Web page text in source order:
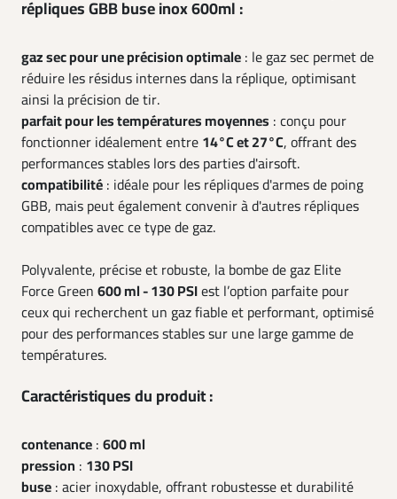
répliques GBB buse inox 600ml :
gaz sec pour une précision optimale : le gaz sec permet de
réduire les résidus internes dans la réplique, optimisant
ainsi la précision de tir.
parfait pour les températures moyennes : conçu pour
fonctionner idéalement entre 14°C et 27°C, offrant des
performances stables lors des parties d'airsoft.
compatibilité : idéale pour les répliques d'armes de poing
GBB, mais peut également convenir à d'autres répliques
compatibles avec ce type de gaz.
Polyvalente, précise et robuste, la bombe de gaz Elite
Force Green 600 ml - 130 PSIest l’option parfaite pour
ceux qui recherchent un gaz fiable et performant, optimisé
pour des performances stables sur une large gamme de
températures.
Caractéristiques du produit :
contenance : 600 ml
pression : 130 PSI
buse : acier inoxydable, offrant robustesse et durabilité